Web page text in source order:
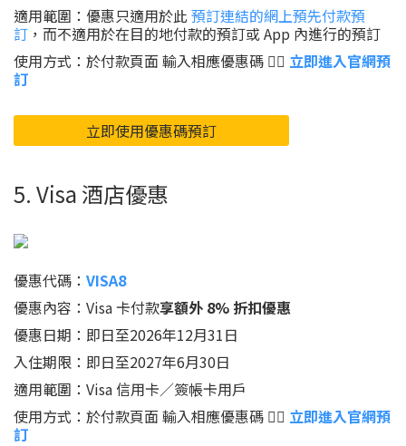
適用範圍：優惠只適用於此 預訂連結的網上預先付款預
訂 ，而不適用於在目的地付款的預訂或 App 內進行的預訂
使用方式：於付款頁面 輸入相應優惠碼 👉🏻 立即進入官網預
訂
立即使用優惠碼預訂
5. Visa 酒店優惠
優惠代碼： VISA8
優惠內容：Visa 卡付款享額外 8% 折扣優惠
優惠日期：即日至2026年12月31日
入住期限：即日至2027年6月30日
適用範圍：Visa 信用卡／簽帳卡用戶
使用方式：於付款頁面 輸入相應優惠碼 👉🏻 立即進入官網預
訂